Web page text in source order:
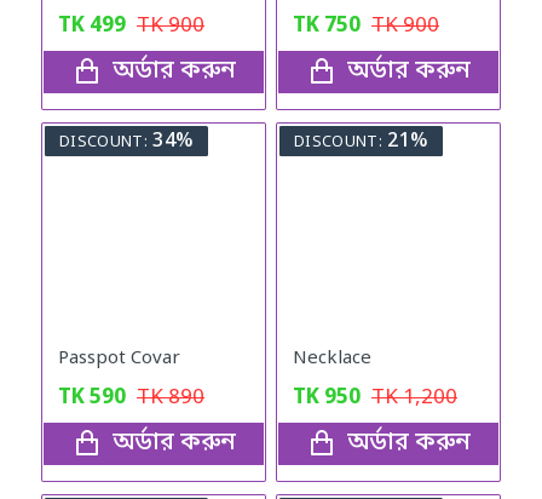
TK 499 TK900
অর্ডার করুন
TK 750 TK900
অর্ডার করুন
DISCOUNT: 34%
Passpot Covar
TK590 TK890
অর্ডার করুন
DISCOUNT: 21%
Necklace
TK 950 TK1,200
অর্ডার করুন